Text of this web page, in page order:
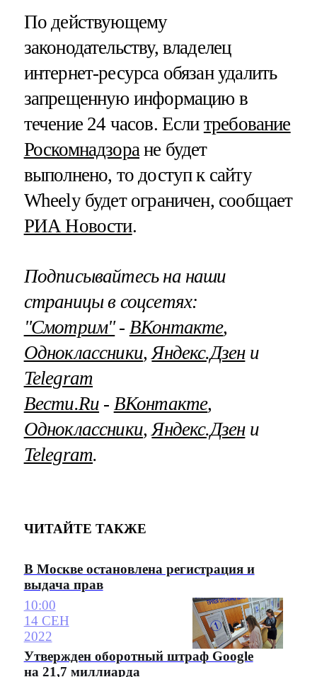
По действующему
законодательству, владелец
интернет-ресурса обязан удалить
запрещенную информацию в
течение 24 часов. Если требование
Роскомнадзора не будет
выполнено, то доступ к сайту
Wheely будет ограничен, сообщает
РИА Новости.
Подписывайтесь на наши
страницы в соцсетях:
"Смотрим"‐ ВКонтакте,
Одноклассники, Яндекс.Дзени
Telegram
Вести.Ru ‐ ВКонтакте,
Одноклассники, Яндекс.Дзени
Telegram.
ЧИТАЙТЕ ТАКЖЕ
В Москве остановлена регистрация и
выдача прав
10:00
14 СЕН
2022
Утвержден оборотный штраф Google
на 21,7 миллиарда